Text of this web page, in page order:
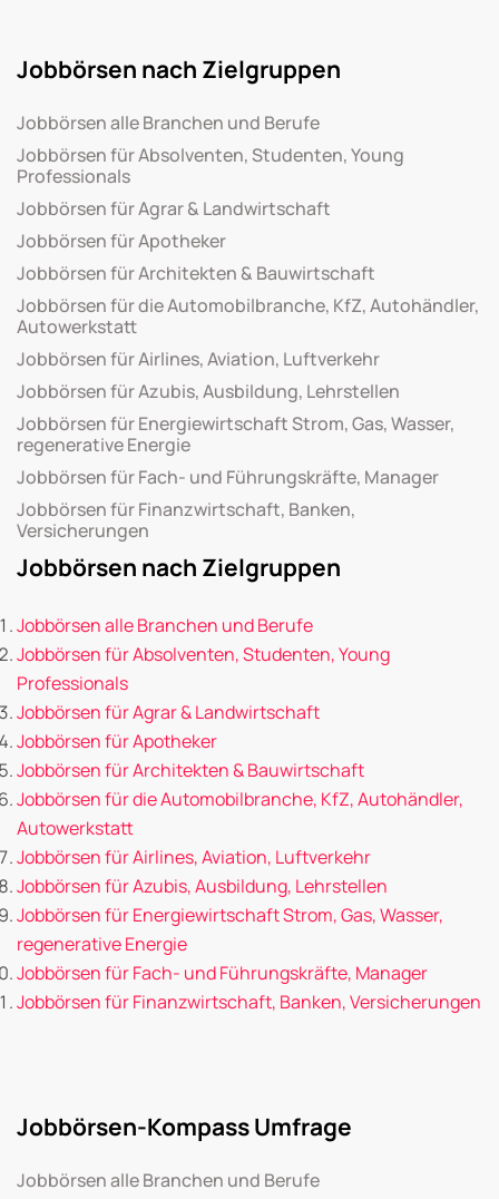
Jobbörsen nach Zielgruppen
Jobbörsen alle Branchen und Berufe
Jobbörsen für Absolventen, Studenten, Young
Professionals
Jobbörsen für Agrar & Landwirtschaft
Jobbörsen für Apotheker
Jobbörsen für Architekten & Bauwirtschaft
Jobbörsen für die Automobilbranche, KfZ, Autohändler,
Autowerkstatt
Jobbörsen für Airlines, Aviation, Luftverkehr
Jobbörsen für Azubis, Ausbildung, Lehrstellen
Jobbörsen für Energiewirtschaft Strom, Gas, Wasser,
regenerative Energie
Jobbörsen für Fach- und Führungskräfte, Manager
Jobbörsen für Finanzwirtschaft, Banken,
Versicherungen
Jobbörsen nach Zielgruppen
Jobbörsen alle Branchen und Berufe
Jobbörsen für Absolventen, Studenten, Young
Professionals
Jobbörsen für Agrar & Landwirtschaft
Jobbörsen für Apotheker
Jobbörsen für Architekten & Bauwirtschaft
Jobbörsen für die Automobilbranche, KfZ, Autohändler,
Autowerkstatt
Jobbörsen für Airlines, Aviation, Luftverkehr
Jobbörsen für Azubis, Ausbildung, Lehrstellen
Jobbörsen für Energiewirtschaft Strom, Gas, Wasser,
regenerative Energie
Jobbörsen für Fach- und Führungskräfte, Manager
Jobbörsen für Finanzwirtschaft, Banken, Versicherungen
Jobbörsen-Kompass Umfrage
Jobbörsen alle Branchen und Berufe